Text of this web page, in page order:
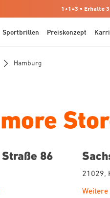
1+1=3 • Erhalte
Sportbrillen Preiskonzept
Hamburg
86
21029,